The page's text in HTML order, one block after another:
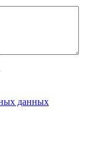
данных